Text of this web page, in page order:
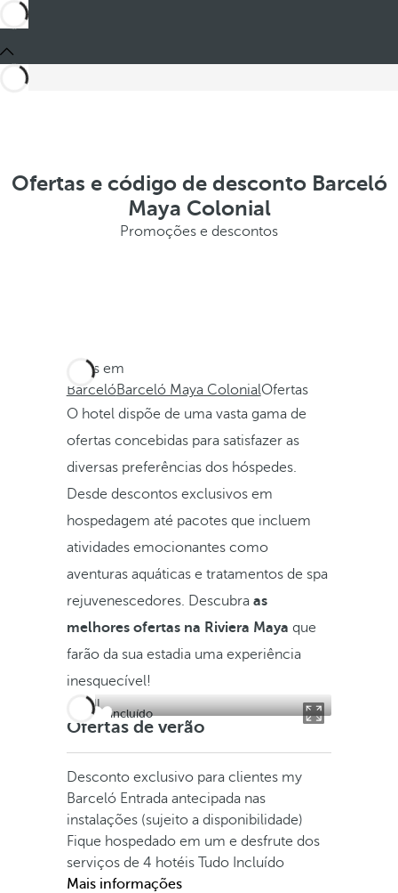
Ofertas e código de desconto Barceló
Maya Colonial
Promoções e descontos
Estes em
BarcelóBarceló Maya ColonialOfertas
O hotel dispõe de uma vasta gama de
ofertas concebidas para satisfazer as
diversas preferências dos hóspedes.
Desde descontos exclusivos em
hospedagem até pacotes que incluem
atividades emocionantes como
aventuras aquáticas e tratamentos de spa
rejuvenescedores. Descubraas
melhores ofertas na Riviera Maya que
farão da sua estadia uma experiência
inesquecível!
Tudo incluído
Ofertas de verão
Desconto exclusivo para clientes my
Barceló Entrada antecipada nas
instalações (sujeito a disponibilidade)
Fique hospedado em um e desfrute dos
serviços de 4 hotéis Tudo Incluído
Mais informações